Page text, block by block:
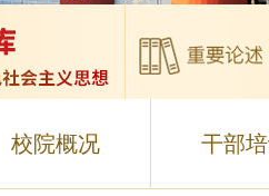
校院概况 干部